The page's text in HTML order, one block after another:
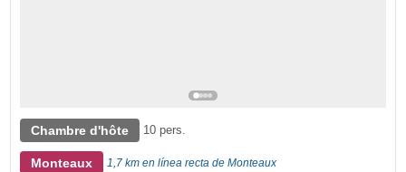
Chambre d'hôte 10 pers.
Monteaux 1,7 km en línea recta de Monteaux